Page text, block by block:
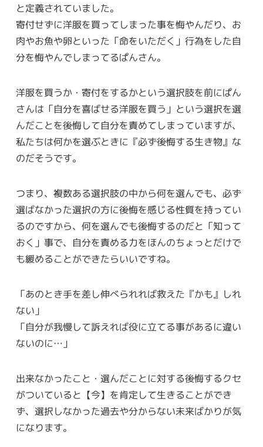
と定義されていました。
寄付せずに洋服を買ってしまった事を悔やんだり、お
肉やお魚や卵といった「命をいただく」行為をした自
分を悔やんでしまってるぱんさん。
洋服を買うか・寄付をするかという選択肢を前にぱん
さんは「自分を喜ばせる洋服を買う」という選択を選
んだことを後悔して自分を責めてしまっていますが、
私たちは何かを選ぶときに『必ず後悔する生き物』な
のだそうです。
つまり、複数ある選択肢の中から何を選んでも、必ず
選ばなかった選択の方に後悔を感じる性質を持ってい
るのですから、何を選んでも後悔するのだと「知って
おく」事で、自分を責める力をほんのちょっとだけで
も緩めることができたらいいですね。
「あのとき手を差し伸べられれば救えた『かも』しれ
ない」
「自分が我慢して訴えれば役に立てる事があるに違い
ないのに…」
出来なかったこと・選んだことに対する後悔するクセ
がついていると【今】を肯定して生きることができ
ず、選択しなかった過去や分からない未来ばかりが気
になります。